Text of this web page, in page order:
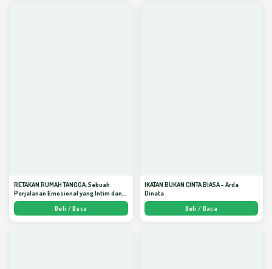
RETAKAN RUMAH TANGGA: Sebuah
Perjalanan Emosional yang Intim dan
Mendalam - Arda Dinata
Beli / Baca
IKATAN BUKAN CINTA BIASA - Arda
Dinata
Beli / Baca